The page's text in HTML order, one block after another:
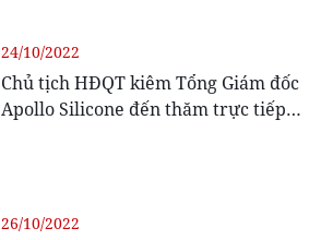
24/10/2022
Chủ tịch HĐQT kiêm Tổng Giám đốc
Apollo Silicone đến thăm trực tiếp
26/10/2022